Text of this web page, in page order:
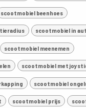
scootmobiel beenhoes
scootmobiel in
scootmobiel meenemen
scootmobiel met
scootmobiel
scootmobiel prijs